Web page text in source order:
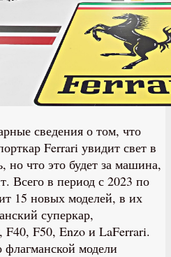
сведения о том, что
Ferrari увидит свет в
но что это будет за машина,
Всего в период с 2023 по
15 новых моделей, в их
суперкар,
F50, Enzo и LaFerrari.
модели